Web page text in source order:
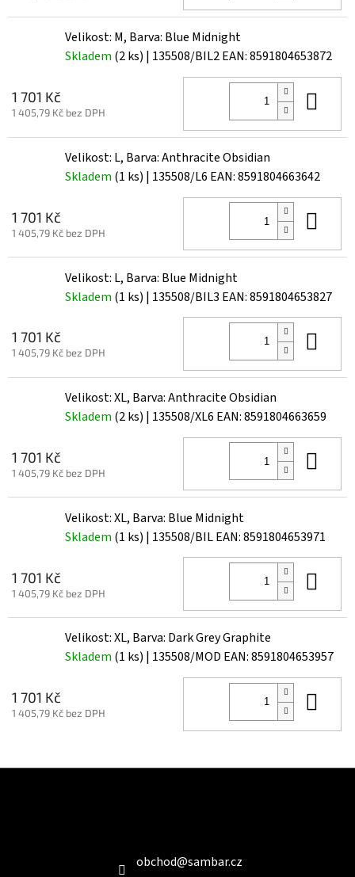
Velikost: M, Barva: Blue Midnight
Skladem (2 ks) | 135508/BIL2EAN:8591804653872
1 701 Kč
1 405,79 Kč bez DPH
Velikost: L, Barva: Anthracite Obsidian
Skladem (1 ks) | 135508/L6 EAN:8591804663642
1 701 Kč
1 405,79 Kč bez DPH
Velikost: L, Barva: Blue Midnight
Skladem (1 ks) | 135508/BIL3 EAN:8591804653827
1 701 Kč
1 405,79 Kč bez DPH
Velikost: XL, Barva: Anthracite Obsidian
Skladem (2 ks) | 135508/XL6 EAN:8591804663659
1 701 Kč
1 405,79 Kč bez DPH
Velikost: XL, Barva: Blue Midnight
Skladem (1 ks) | 135508/BILEAN:8591804653971
1 701 Kč
1 405,79 Kč bez DPH
Velikost: XL, Barva: Dark Grey Graphite
Skladem (1 ks) | 135508/MOD EAN:8591804653957
1 701 Kč
1 405,79 Kč bez DPH
obchod@sambar.cz